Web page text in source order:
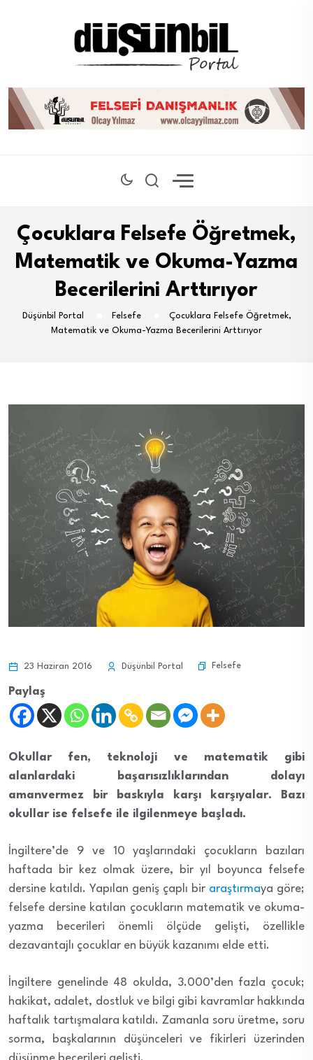
Çocuklara Felsefe Öğretmek,
Matematik ve Okuma-Yazma
Becerilerini Arttırıyor
Düşünbil Portal Felsefe
Çocuklara Felsefe Öğretmek,
Matematik ve Okuma-Yazma Becerilerini Arttırıyor
23 Haziran 2016 Düşünbil Portal Felsefe
Paylaş
Okullar fen, teknoloji ve matematik gibi
alanlardaki başarısızlıklarından dolayı
amanvermez bir baskıyla karşı karşıyalar. Bazı
okullar ise felsefe ile ilgilenmeye başladı.
İngiltere’de 9 ve 10 yaşlarındaki çocukların bazıları
haftada bir kez olmak üzere, bir yıl boyunca felsefe
dersine katıldı. Yapılan geniş çaplı bir araştırmaya göre;
felsefe dersine katılan çocukların matematik ve okuma-
yazma becerileri önemli ölçüde gelişti, özellikle
dezavantajlı çocuklar en büyük kazanımı elde etti.
İngiltere genelinde 48 okulda, 3.000’den fazla çocuk;
hakikat, adalet, dostluk ve bilgi gibi kavramlar hakkında
haftalık tartışmalara katıldı. Zamanla soru üretme, soru
sorma, başkalarının düşünceleri ve fikirleri üzerinden